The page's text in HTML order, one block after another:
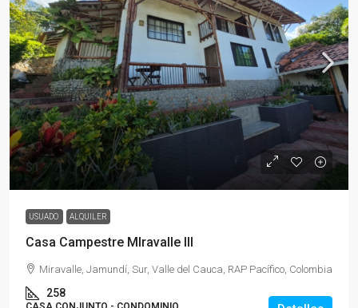
$1
USUADO ALQUILER
Casa Campestre MIravalle III
Miravalle, Jamundí, Sur, Valle del Cauca, RAP Pacífico, Colombia
258